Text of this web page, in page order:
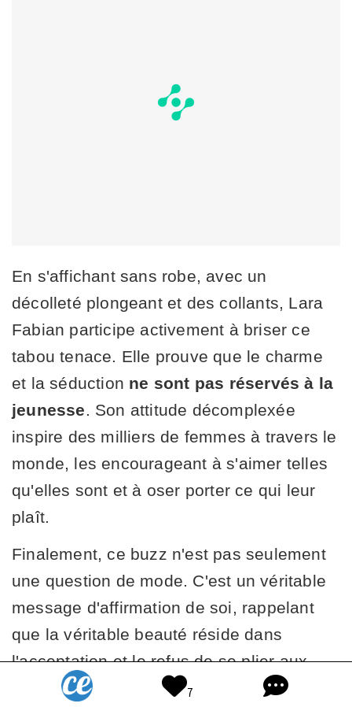
En s'affichant sans robe, avec un
décolleté plongeant et des collants, Lara
Fabian participe activement à briser ce
tabou tenace. Elle prouve que le charme
et la séduction ne sont pas réservés à la
jeunesse. Son attitude décomplexée
inspire des milliers de femmes à travers le
monde, les encourageant à s'aimer telles
qu'elles sont et à oser porter ce qui leur
plaît.
Finalement, ce buzz n'est pas seulement
une question de mode. C'est un véritable
message d'affirmation de soi, rappelant
que la véritable beauté réside dans
l'acceptation et le refus de se plier aux
diktats de l'âge.
7